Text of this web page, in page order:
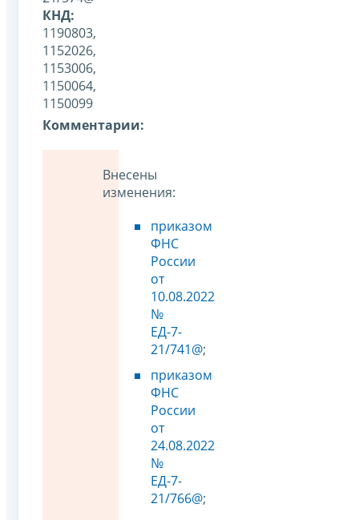
КНД:
1190803,
1152026,
1153006,
1150064,
1150099
Комментарии:
Внесены
изменения:
приказом
ФНС
России
от
10.08.2022
№
ЕД-7-
21/741@;
приказом
ФНС
России
от
24.08.2022
№
ЕД-7-
21/766@;